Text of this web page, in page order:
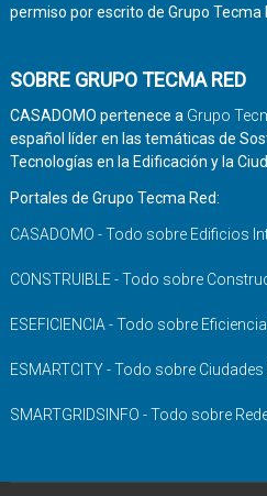
permiso por escrito de Grupo Tecma
SOBRE GRUPO TECMA RED
CASADOMO pertenece a Grupo
español líder en las temáticas de
Tecnologías en la Edificación y la
Portales de Grupo Tecma Red:
CASADOMO - Todo sobre Edificios
CONSTRUIBLE - Todo sobre
ESEFICIENCIA - Todo sobre
ESMARTCITY - Todo sobre Ciudades
SMARTGRIDSINFO - Todo sobre